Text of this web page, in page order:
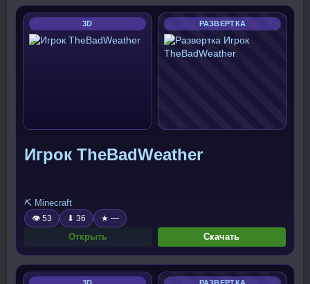
3D РАЗВЕРТКА
Игрок TheBadWeather
⛏️ Minecraft
👁 53 ⬇ 36 ★ —
Открыть Скачать